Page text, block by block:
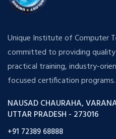
Unique Institute of Computer
committed to providing
practical training, industry-
focused certification programs.
NAUSAD CHAURAHA,
UTTAR PRADESH - 273016
+91 72389 68888